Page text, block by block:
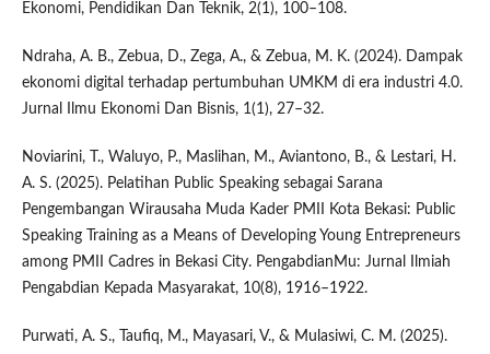
Ekonomi, Pendidikan Dan Teknik, 2(1), 100–108.
Ndraha, A. B., Zebua, D., Zega, A., & Zebua, M. K. (2024). Dampak
ekonomi digital terhadap pertumbuhan UMKM di era industri 4.0.
Jurnal Ilmu Ekonomi Dan Bisnis, 1(1), 27–32.
Noviarini, T., Waluyo, P., Maslihan, M., Aviantono, B., & Lestari, H.
A. S. (2025). Pelatihan Public Speaking sebagai Sarana
Pengembangan Wirausaha Muda Kader PMII Kota Bekasi: Public
Speaking Training as a Means of Developing Young Entrepreneurs
among PMII Cadres in Bekasi City. PengabdianMu: Jurnal Ilmiah
Pengabdian Kepada Masyarakat, 10(8), 1916–1922.
Purwati, A. S., Taufiq, M., Mayasari, V., & Mulasiwi, C. M. (2025).